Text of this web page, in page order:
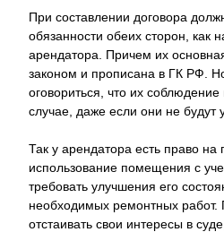
При составлении договора
обязанности обеих сторон, как
арендатора. Причем их
законом и прописана в ГК РФ.
оговориться, что их
случае, даже если они не будут
Так у арендатора есть право на
использование помещения с
требовать улучшения его
необходимых ремонтных
отстаивать свои интересы в